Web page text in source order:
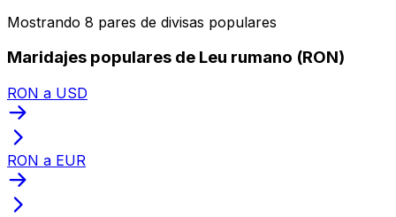
Mostrando 8 pares de divisas populares
Maridajes populares de Leu rumano (RON)
RON a USD
RON a EUR